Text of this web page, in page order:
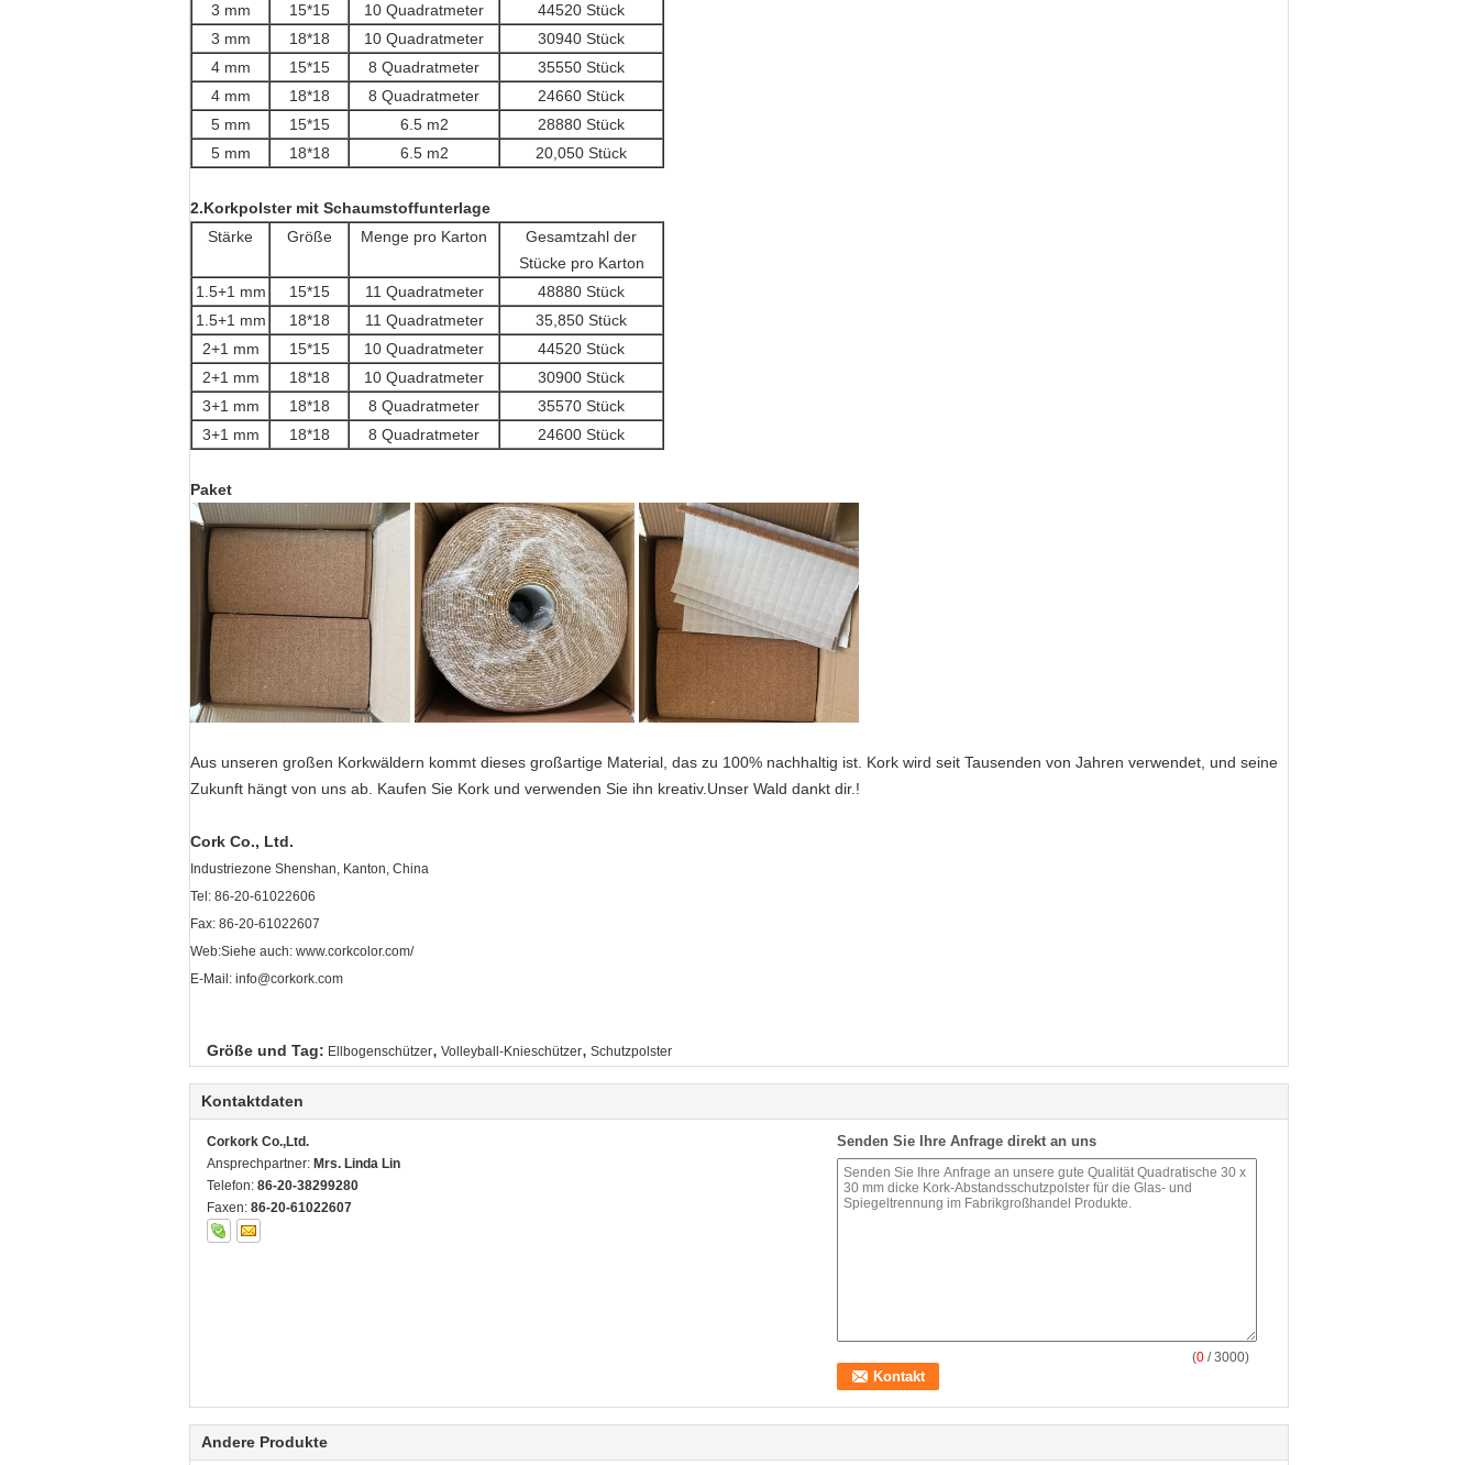
3 mm
15*15 10 Quadratmeter
44520 Stück
3 mm
18*18 10 Quadratmeter
30940 Stück
4 mm
15*15 8 Quadratmeter
35550 Stück
4 mm
18*18 8 Quadratmeter
24660 Stück
5 mm
15*15 6.5 m2
28880 Stück
5 mm
18*18 6.5 m2 20,050 Stück
2.Korkpolster mit Schaumstoffunterlage
Stärke
Größe Menge pro Karton
Gesamtzahl der
Stücke pro Karton
1.5+1 mm
15*15 11 Quadratmeter
48880 Stück
1.5+1 mm
18*18 11 Quadratmeter
35,850 Stück
2+1 mm
15*15 10 Quadratmeter
44520 Stück
2+1 mm
18*18 10 Quadratmeter
30900 Stück
3+1 mm
18*18 8 Quadratmeter
35570 Stück
3+1 mm
18*18 8 Quadratmeter 24600 Stück
Paket
Aus unseren großen Korkwäldern kommt dieses großartige Material, das zu 100% nachhaltig ist. Kork wird seit Tausenden von Jahren verwendet, und seine
Zukunft hängt von uns ab. Kaufen Sie Kork und verwenden Sie ihn kreativ.Unser Wald dankt dir.!
Cork Co., Ltd.
Industriezone Shenshan, Kanton, China
Tel: 86-20-61022606
Fax: 86-20-61022607
Web:Siehe auch: www.corkcolor.com/
E-Mail: info@corkork.com
Größe und Tag: Ellbogenschützer, Volleyball-Knieschützer, Schutzpolster
Kontaktdaten
Corkork Co.,Ltd.
Ansprechpartner: Mrs. Linda Lin
Telefon: 86-20-38299280
Faxen: 86-20-61022607
Senden Sie Ihre Anfrage direkt an uns
(0 / 3000)
Andere Produkte